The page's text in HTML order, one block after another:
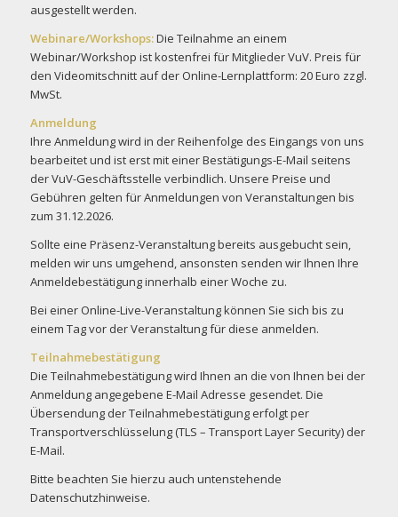
ausgestellt werden.
Webinare/Workshops:Die Teilnahme an einem
Webinar/Workshop ist kostenfrei für Mitglieder VuV. Preis für
den Videomitschnitt auf der Online-Lernplattform: 20 Euro zzgl.
MwSt.
Anmeldung
Ihre Anmeldung wird in der Reihenfolge des Eingangs von uns
bearbeitet und ist erst mit einer Bestätigungs-E-Mail seitens
der VuV-Geschäftsstelle verbindlich. Unsere Preise und
Gebühren gelten für Anmeldungen von Veranstaltungen bis
zum 31.12.2026.
Sollte eine Präsenz-Veranstaltung bereits ausgebucht sein,
melden wir uns umgehend, ansonsten senden wir Ihnen Ihre
Anmeldebestätigung innerhalb einer Woche zu.
Bei einer Online-Live-Veranstaltung können Sie sich bis zu
einem Tag vor der Veranstaltung für diese anmelden.
Teilnahmebestätigung
Die Teilnahmebestätigung wird Ihnen an die von Ihnen bei der
Anmeldung angegebene E-Mail Adresse gesendet. Die
Übersendung der Teilnahmebestätigung erfolgt per
Transportverschlüsselung (TLS – Transport Layer Security) der
E-Mail.
Bitte beachten Sie hierzu auch untenstehende
Datenschutzhinweise.